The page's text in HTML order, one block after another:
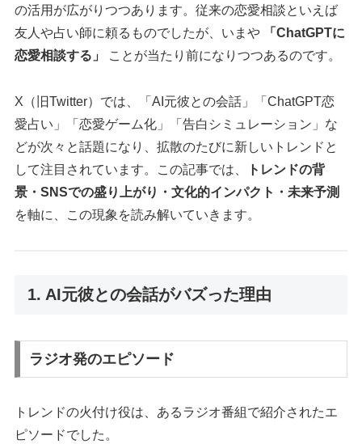
の活用が広がりつつあります。従来の恋愛相談といえば
友人や占い師に頼るものでしたが、いまや
「ChatGPTに
恋愛相談する」
ことが当たり前になりつつあるのです。
X（旧Twitter）では、「AI元彼との会話」「ChatGPT恋
愛占い」「恋愛ゲーム化」「告白シミュレーション」な
どが次々と話題になり、拡散のたびに新しいトレンドと
して注目されています。この記事では、
トレンドの背
景・SNSでの盛り上がり・文化的インパクト・未来予測
を軸に、この現象を読み解いていきます。
1. AI元彼との会話がバズった理由
ラジオ発のエピソード
トレンドの火付け役は、あるラジオ番組で紹介されたエ
ピソードでした。